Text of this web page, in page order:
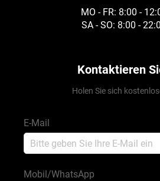
MO - FR: 8:00 -
SA - SO: 8:00 -
Kontaktieren
Holen Sie sich
E-Mail
Mobil/WhatsApp